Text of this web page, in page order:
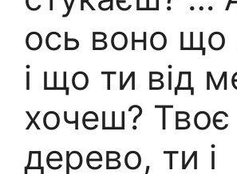
ось воно
і що ти від
хочеш? Твоє
дерево, ти і